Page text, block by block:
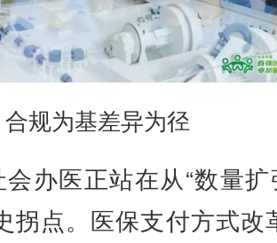
规为基差异为径
办医正站在从“数量扩
拐点。医保支付方式